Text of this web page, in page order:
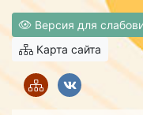
Версия для
Карта сайта